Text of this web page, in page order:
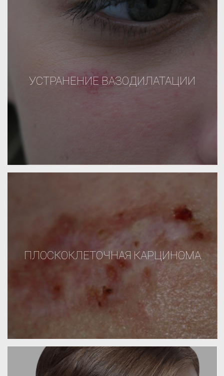
УСТРАНЕНИЕ ВАЗОДИЛАТАЦИИ
ПЛОСКОКЛЕТОЧНАЯ КАРЦИНОМА